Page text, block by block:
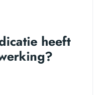
heeft